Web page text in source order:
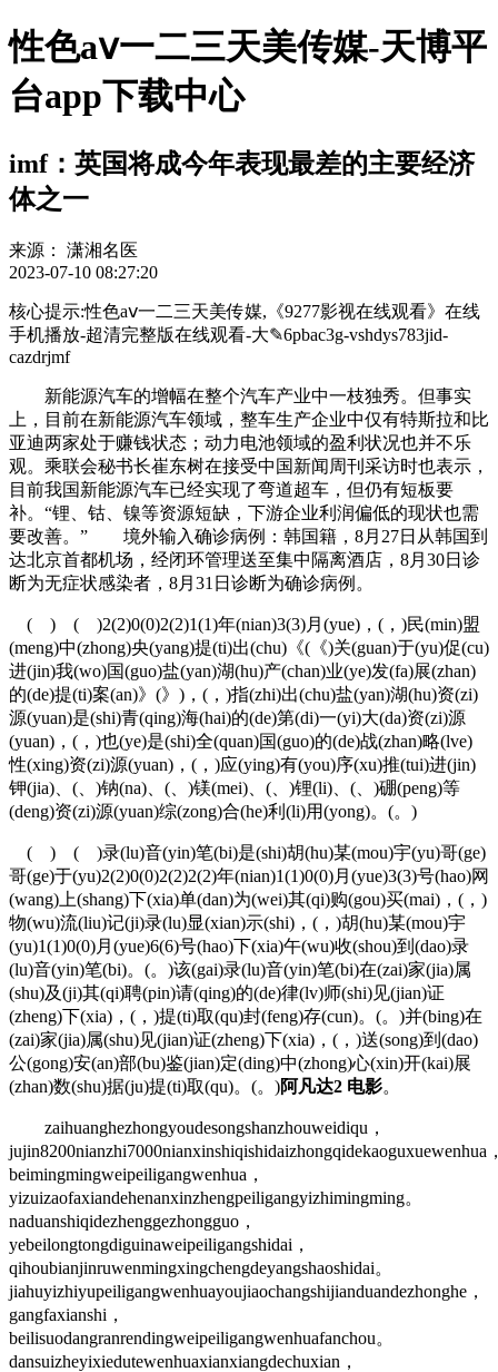
性色aⅴ一二三天美传媒-天博平
台app下载中心
imf：英国将成今年表现最差的主要经济
体之一
来源：
潇湘名医
2023-07-10 08:27:20
核心提示:性色aⅴ一二三天美传媒,《9277影视在线观看》在线
手机播放-超清完整版在线观看-大✎6pbac3g-vshdys783jid-
cazdrjmf
新能源汽车的增幅在整个汽车产业中一枝独秀。但事实
上，目前在新能源汽车领域，整车生产企业中仅有特斯拉和比
亚迪两家处于赚钱状态；动力电池领域的盈利状况也并不乐
观。乘联会秘书长崔东树在接受中国新闻周刊采访时也表示，
目前我国新能源汽车已经实现了弯道超车，但仍有短板要
补。“锂、钴、镍等资源短缺，下游企业利润偏低的现状也需
要改善。” 境外输入确诊病例：韩国籍，8月27日从韩国到
达北京首都机场，经闭环管理送至集中隔离酒店，8月30日诊
断为无症状感染者，8月31日诊断为确诊病例。
( ) ( )2(2)0(0)2(2)1(1)年(nian)3(3)月(yue)，(，)民(min)盟
(meng)中(zhong)央(yang)提(ti)出(chu)《(《)关(guan)于(yu)促(cu)
进(jin)我(wo)国(guo)盐(yan)湖(hu)产(chan)业(ye)发(fa)展(zhan)
的(de)提(ti)案(an)》(》)，(，)指(zhi)出(chu)盐(yan)湖(hu)资(zi)
源(yuan)是(shi)青(qing)海(hai)的(de)第(di)一(yi)大(da)资(zi)源
(yuan)，(，)也(ye)是(shi)全(quan)国(guo)的(de)战(zhan)略(lve)
性(xing)资(zi)源(yuan)，(，)应(ying)有(you)序(xu)推(tui)进(jin)
钾(jia)、(、)钠(na)、(、)镁(mei)、(、)锂(li)、(、)硼(peng)等
(deng)资(zi)源(yuan)综(zong)合(he)利(li)用(yong)。(。)
( ) ( )录(lu)音(yin)笔(bi)是(shi)胡(hu)某(mou)宇(yu)哥(ge)
哥(ge)于(yu)2(2)0(0)2(2)2(2)年(nian)1(1)0(0)月(yue)3(3)号(hao)网
(wang)上(shang)下(xia)单(dan)为(wei)其(qi)购(gou)买(mai)，(，)
物(wu)流(liu)记(ji)录(lu)显(xian)示(shi)，(，)胡(hu)某(mou)宇
(yu)1(1)0(0)月(yue)6(6)号(hao)下(xia)午(wu)收(shou)到(dao)录
(lu)音(yin)笔(bi)。(。)该(gai)录(lu)音(yin)笔(bi)在(zai)家(jia)属
(shu)及(ji)其(qi)聘(pin)请(qing)的(de)律(lv)师(shi)见(jian)证
(zheng)下(xia)，(，)提(ti)取(qu)封(feng)存(cun)。(。)并(bing)在
(zai)家(jia)属(shu)见(jian)证(zheng)下(xia)，(，)送(song)到(dao)
公(gong)安(an)部(bu)鉴(jian)定(ding)中(zhong)心(xin)开(kai)展
(zhan)数(shu)据(ju)提(ti)取(qu)。(。)阿凡达2 电影。
zaihuanghezhongyoudesongshanzhouweidiqu，
jujin8200nianzhi7000nianxinshiqishidaizhongqidekaoguxuewenhua
beimingmingweipeiligangwenhua，
yizuizaofaxiandehenanxinzhengpeiligangyizhimingming。
naduanshiqidezhenggezhongguo，
yebeilongtongdiguinaweipeiligangshidai，
qihoubianjinruwenmingxingchengdeyangshaoshidai。
jiahuyizhiyupeiligangwenhuayoujiaochangshijianduandezhonghe，
gangfaxianshi，
beilisuodangranrendingweipeiligangwenhuafanchou。
dansuizheyixiedutewenhuaxianxiangdechuxian，